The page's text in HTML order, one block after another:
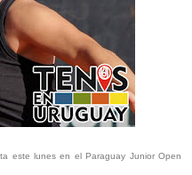
este lunes en el Paraguay Junior Open